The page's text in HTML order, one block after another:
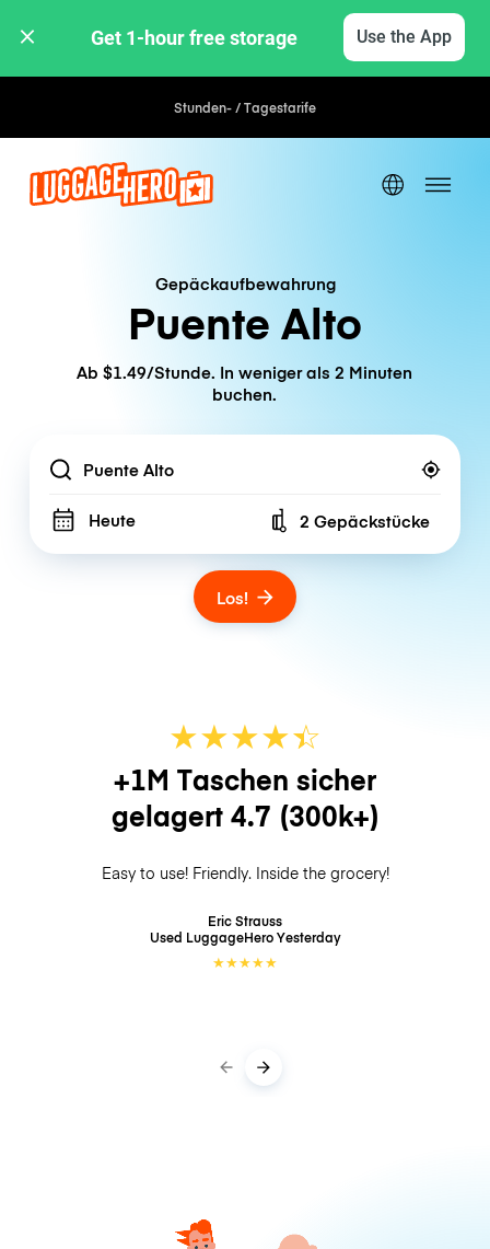
Get 1-hour free storage Use the App
Stunden- / Tagestarife
Gepäckaufbewahrung
Puente Alto
Ab $1.49/Stunde. In weniger als 2 Minuten
buchen.
Location
Heute Number of bags
2 Gepäckstücke
Los!
★★★★☆
★
+1M Taschen sicher
gelagert 4.7 (300k+)
Easy to use! Friendly. Inside the grocery!
Eric Strauss
Used LuggageHeroYesterday
★★★★★